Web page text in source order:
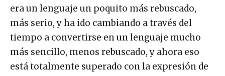
era un lenguaje un poquito más rebuscado,
más serio, y ha ido cambiando a través del
tiempo a convertirse en un lenguaje mucho
más sencillo, menos rebuscado, y ahora eso
está totalmente superado con la expresión de